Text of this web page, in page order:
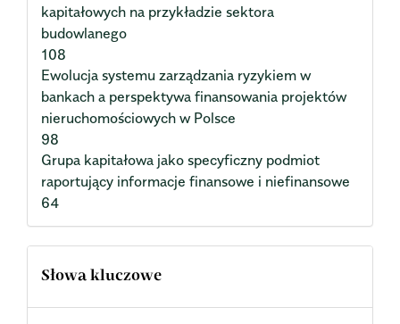
kapitałowych na przykładzie sektora
budowlanego
108
Ewolucja systemu zarządzania ryzykiem w
bankach a perspektywa finansowania projektów
nieruchomościowych w Polsce
98
Grupa kapitałowa jako specyficzny podmiot
raportujący informacje finansowe i niefinansowe
64
Słowa kluczowe